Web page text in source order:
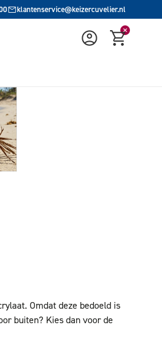
klantenservice@keizercuvelier.nl
Omdat deze bedoeld is
buiten? Kies dan voor de